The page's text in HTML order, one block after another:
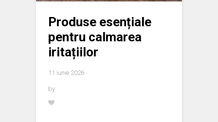
Produse esențiale
pentru calmarea
iritațiilor
11 iunie 2026
by